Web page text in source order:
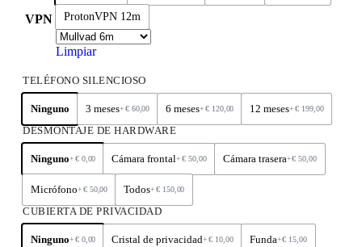
VPN
ProtonVPN 12m
Limpiar
TELÉFONO SILENCIOSO
Ninguno 3 meses+€60,00 6 meses+€ 120,00 12 meses+ € 199,00
DESMONTAJE DE HARDWARE
Ninguno+€0,00 Cámara frontal+ € 50,00 Cámara trasera+€ 50,00
Micrófono+€50,00 Todos+€ 150,00
CUBIERTA DE PRIVACIDAD
Ninguno+€0,00 Cristal de privacidad+ € 10,00 Funda+€ 15,00